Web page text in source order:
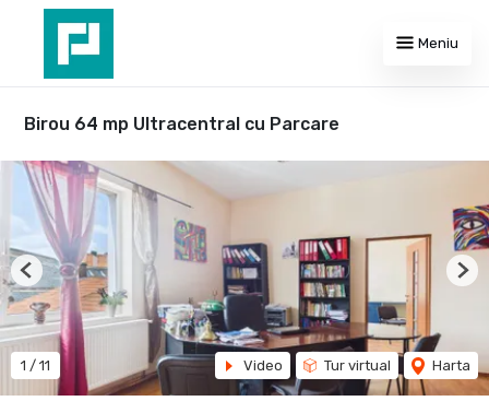
Meniu
Birou 64 mp Ultracentral cu Parcare
1 / 11 Video Tur virtual Harta
Previous